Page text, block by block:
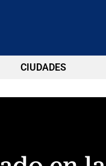
CIUDADES